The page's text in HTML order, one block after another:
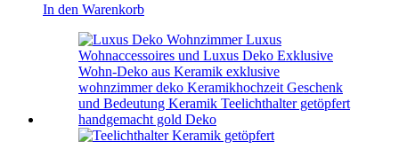
In den Warenkorb